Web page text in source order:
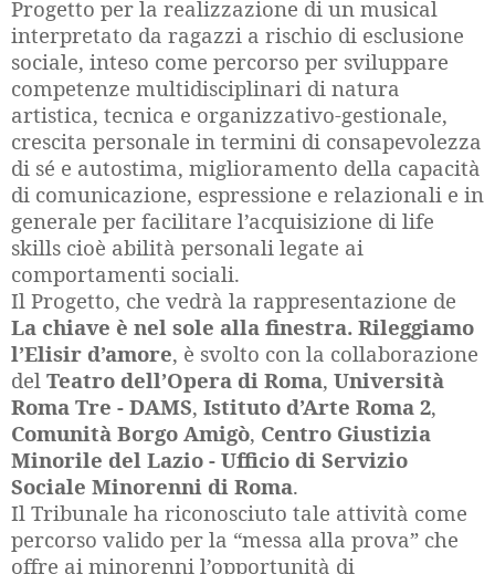
Progetto per la realizzazione di un musical
interpretato da ragazzi a rischio di esclusione
sociale, inteso come percorso per sviluppare
competenze multidisciplinari di natura
artistica, tecnica e organizzativo-gestionale,
crescita personale in termini di consapevolezza
di sé e autostima, miglioramento della capacità
di comunicazione, espressione e relazionali e in
generale per facilitare l’acquisizione di life
skills cioè abilità personali legate ai
comportamenti sociali.
Il Progetto, che vedrà la rappresentazione de
La chiave è nel sole alla finestra. Rileggiamo
l’Elisir d’amore, è svolto con la collaborazione
del Teatro dell’Opera di Roma, Università
Roma Tre - DAMS, Istituto d’Arte Roma 2,
Comunità Borgo Amigò, Centro Giustizia
Minorile del Lazio - Ufficio di Servizio
Sociale Minorenni di Roma.
Il Tribunale ha riconosciuto tale attività come
percorso valido per la “messa alla prova” che
offre ai minorenni l’opportunità di